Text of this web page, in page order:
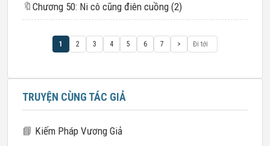
🔖 Chương 50: Ni cô cũng điên cuồng (2)
1 2 3 4 5 6 7 >
TRUYỆN CÙNG TÁC GIẢ
📘 Kiếm Pháp Vương Giả